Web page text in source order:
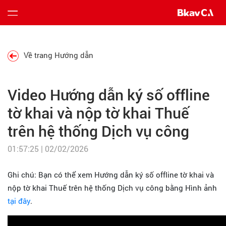
Bảng
Hướng
dẫn
Tin
tức
Tải
về
Liên
Về trang Hướng dẫn
Video Hướng dẫn ký số offline
tờ khai và nộp tờ khai Thuế
trên hệ thống Dịch vụ công
01:57:25 | 02/02/2026
Ghi chú: Bạn có thể xem Hướng dẫn ký số offline tờ khai và
nộp tờ khai Thuế trên hệ thống Dịch vụ công bằng Hình ảnh
tại đây.